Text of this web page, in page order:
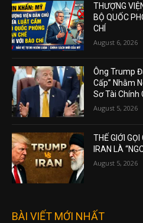
THƯỢNG
BỘ QUỐC
CHÍ
August 6, 2026
Ông Trump
Cấp” Nhằm
Sơ Tài Chính
August 5, 2026
THẾ GIỚI
IRAN LÀ
August 5, 2026
BÀI VIẾT MỚI NHẤT